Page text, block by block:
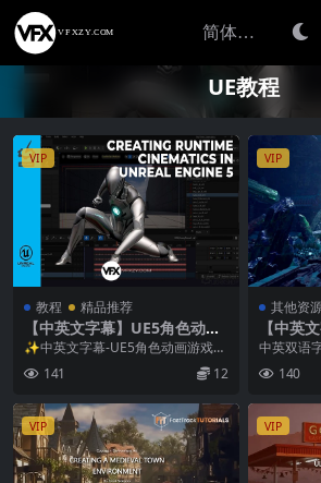
UE教程
VIP
教程 精品推荐
【中英文字幕】UE5角色动画
游戏互动无缝融合教程
✨中英文字幕-UE5角色动画游戏互
动无缝融合教程 本教程将学习如何
运用虚幻引擎U...
141 12
VIP
其他资
【中英
游戏环
中英双语
境程序化
建模...
140
VIP VIP